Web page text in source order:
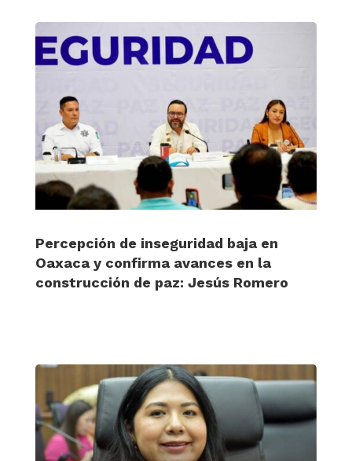
Percepción de inseguridad baja en
Oaxaca y confirma avances en la
construcción de paz: Jesús Romero